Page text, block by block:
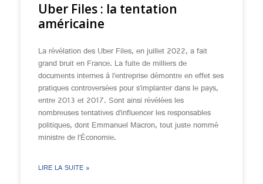
Uber Files : la tentation
américaine
La révélation des Uber Files, en juillet 2022, a fait
grand bruit en France. La fuite de milliers de
documents internes à l’entreprise démontre en effet ses
pratiques controversées pour s’implanter dans le pays,
entre 2013 et 2017. Sont ainsi révélées les
nombreuses tentatives d’influencer les responsables
politiques, dont Emmanuel Macron, tout juste nommé
ministre de l’Économie.
LIRE LA SUITE »